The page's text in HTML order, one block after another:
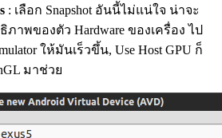
: เลือก Snapshot อันนี้ไม่แน่ใจ น่าจะ
าพของตัว Hardware ของเครื่อง ไป
ให้มันเร็วขึ้น, Use Host GPU ก็
มาช่วย